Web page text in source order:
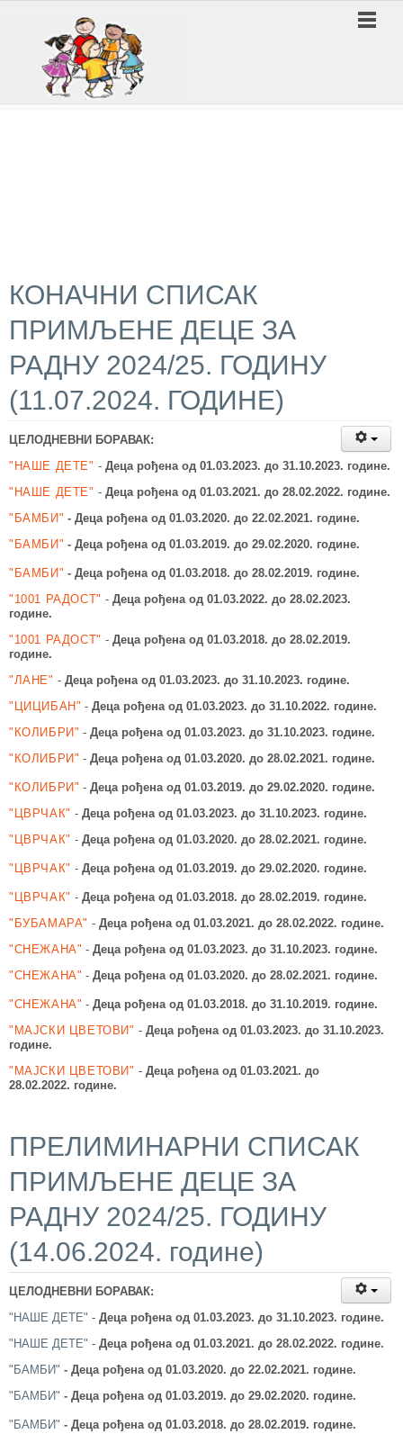
КОНАЧНИ СПИСАК
ПРИМЉЕНЕ ДЕЦЕ ЗА
РАДНУ 2024/25. ГОДИНУ
(11.07.2024. ГОДИНЕ)
ЦЕЛОДНЕВНИ БОРАВАК:
"НАШЕ ДЕТЕ" - Деца рођена од 01.03.2023. до 31.10.2023. године.
"НАШЕ ДЕТЕ" - Деца рођена од 01.03.2021. до 28.02.2022. године.
"БАМБИ" -Деца рођена од 01.03.2020.до 22.02.2021. године.
"БАМБИ" -Деца рођена од 01.03.2019.до 29.02.2020. године.
"БАМБИ" -Деца рођена од 01.03.2018.до 28.02.2019. године.
"1001 РАДОСТ" - Деца рођена од 01.03.2022. до 28.02.2023.
године.
"1001 РАДОСТ" - Деца рођена од 01.03.2018. до 28.02.2019.
године.
"ЛАНЕ" - Деца рођена од 01.03.2023. до 31.10.2023. године.
"ЦИЦИБАН" -Деца рођена од 01.03.2023.до 31.10.2022. године.
"КОЛИБРИ" -Деца рођена од 01.03.2023. до 31.10.2023. године.
"КОЛИБРИ" -Деца рођена од 01.03.2020. до 28.02.2021. године.
"КОЛИБРИ" -Деца рођена од 01.03.2019. до 29.02.2020. године.
"ЦВРЧАК" - Деца рођена од 01.03.2023. до 31.10.2023. године.
"ЦВРЧАК" - Деца рођена од 01.03.2020. до 28.02.2021. године.
"ЦВРЧАК" - Деца рођена од 01.03.2019. до 29.02.2020. године.
"ЦВРЧАК"-Деца рођена од 01.03.2018. до 28.02.2019. године.
"БУБАМАРА" - Деца рођена од 01.03.2021. до 28.02.2022. године.
"СНЕЖАНА" -Деца рођена од 01.03.2023.до 31.10.2023. године.
"СНЕЖАНА" -Деца рођена од 01.03.2020.до 28.02.2021. године.
"СНЕЖАНА" -Деца рођена од 01.03.2018.до 31.10.2019. године.
"МАЈСКИ ЦВЕТОВИ" - Деца рођена од 01.03.2023. до 31.10.2023.
године.
"МАЈСКИ ЦВЕТОВИ" - Деца рођена од 01.03.2021. до
28.02.2022. године.
ПРЕЛИМИНАРНИ СПИСАК
ПРИМЉЕНЕ ДЕЦЕ ЗА
РАДНУ 2024/25. ГОДИНУ
(14.06.2024. године)
ЦЕЛОДНЕВНИ БОРАВАК:
"НАШЕ ДЕТЕ" - Деца рођена од 01.03.2023. до 31.10.2023. године.
"НАШЕ ДЕТЕ" - Деца рођена од 01.03.2021. до 28.02.2022. године.
"БАМБИ" - Деца рођена од 01.03.2020. до 22.02.2021. године.
"БАМБИ" - Деца рођена од 01.03.2019. до 29.02.2020. године.
"БАМБИ" - Деца рођена од 01.03.2018. до 28.02.2019. године.